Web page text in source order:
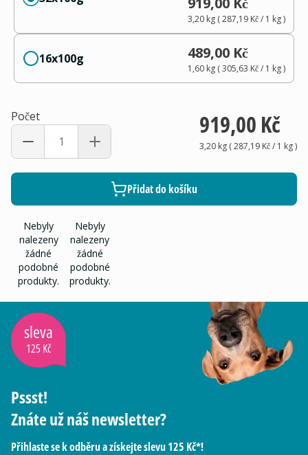
3,20 kg(287,19 Kč/ 1 kg)
16x100g 489,00 Kč
1,60 kg(305,63 Kč/ 1 kg)
Počet 919,00 Kč
3,20 kg(287,19 Kč/ 1 kg)
Přidat do košíku
Nebyly
nalezeny
žádné
podobné
produkty.
Nebyly
nalezeny
žádné
podobné
produkty.
sleva
125 Kč
Pssst!
Znáte už náš newsletter?
Přihlaste se k odběru a získejte slevu 125 Kč*!